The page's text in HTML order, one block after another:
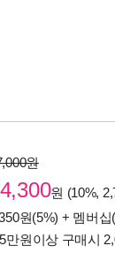
원
원 (10%,
원(5%) + 멤버십
만원이상 구매시